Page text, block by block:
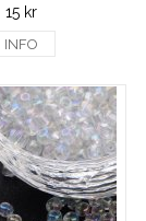
15 kr
INFO